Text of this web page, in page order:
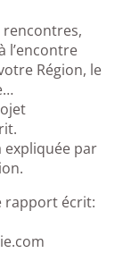
rencontres,
l’encontre
Région, le
expliquée par
rapport écrit: